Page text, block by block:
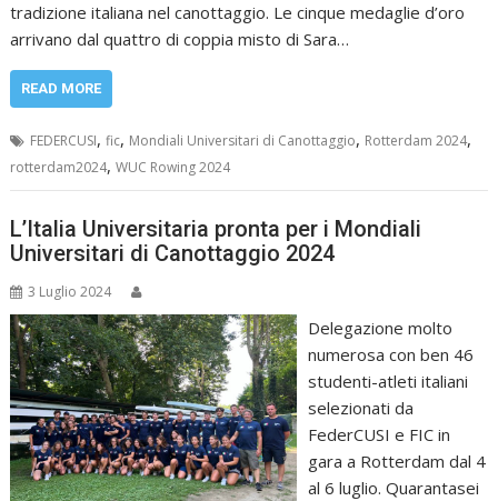
tradizione italiana nel canottaggio. Le cinque medaglie d’oro
arrivano dal quattro di coppia misto di Sara…
READ MORE
FEDERCUSI,fic, Mondiali Universitari di Canottaggio, Rotterdam 2024,
rotterdam2024,WUC Rowing 2024
L’Italia Universitaria pronta per i Mondiali
Universitari di Canottaggio 2024
3 Luglio 2024
Delegazione molto
numerosa con ben 46
studenti-atleti italiani
selezionati da
FederCUSI e FIC in
gara a Rotterdam dal 4
al 6 luglio. Quarantasei